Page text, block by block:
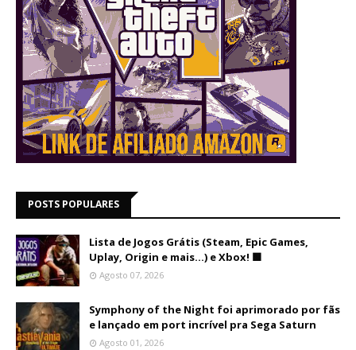
POSTS POPULARES
Lista de Jogos Grátis (Steam, Epic Games,
Uplay, Origin e mais...) e Xbox! 🟩
Agosto 07, 2026
Symphony of the Night foi aprimorado por fãs
e lançado em port incrível pra Sega Saturn
Agosto 01, 2026